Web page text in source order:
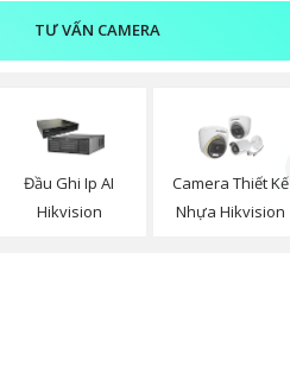
TƯ VẤN CAMERA
Đầu Ghi Ip AI
Hikvision
Camera Thiết Kế
Nhựa Hikvision